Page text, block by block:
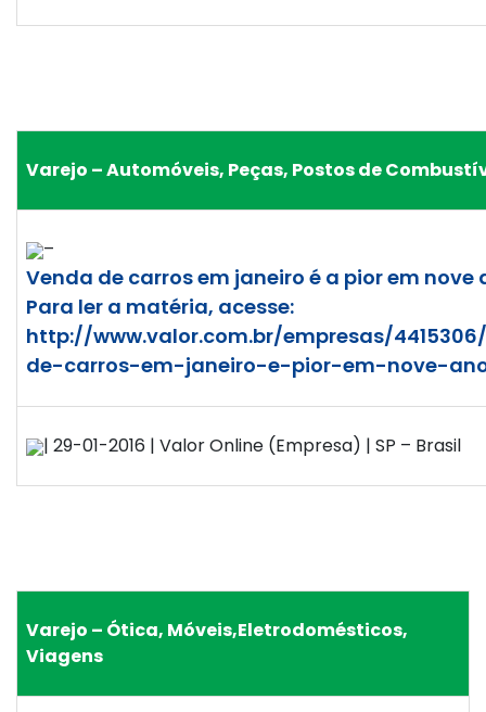
Varejo – Automóveis, Peças, Postos de
–
Venda de carros em janeiro é a pior em nove
Para ler a matéria, acesse:
http://www.valor.com.br/empresas/
de-carros-em-janeiro-e-pior-em-nove-
| 29-01-2016 | Valor Online (Empresa) | SP – Brasil
Varejo – Ótica, Móveis,Eletrodomésticos,
Viagens